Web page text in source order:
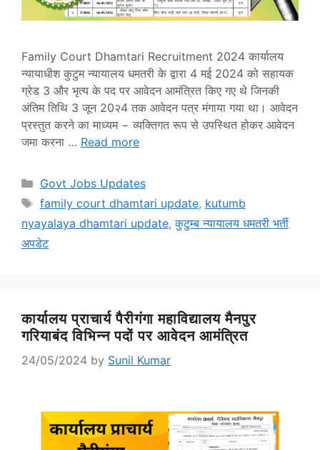
Family Court Dhamtari Recruitment 2024 कार्यालय
न्यायाधीश कुटुम न्यायालय धमतरी के द्वारा 4 मई 2024 को सहायक
ग्रेड 3 और भृत्‍य के पद पर आवेदन आमंत्रित किए गए थे जिनकी
अंतिम तिथि 3 जून 20२4 तक आवेदन पत्र मंगाया गया था। आवेदन
प्रस्तुत करने का माध्यम − व्यक्तिगत रूप से उपस्थित होकर आवेदन
जमा करना … Read more
Categories
Govt Jobs Updates
Tags
family court dhamtari update, kutumb
nyayalaya dhamtari update,कुटुम्ब न्यायालय धमतरी भर्ती
अपडेट
कार्यालय प्राचार्य पैरीगंगा महाविद्यालय मैनपुर
गरियाबंद विभिन्न पदों पर आवेदन आमंत्रित
24/05/2024 by Sunil Kumar